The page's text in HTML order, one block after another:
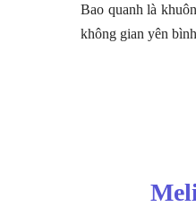
Bao quanh là
không gian yên